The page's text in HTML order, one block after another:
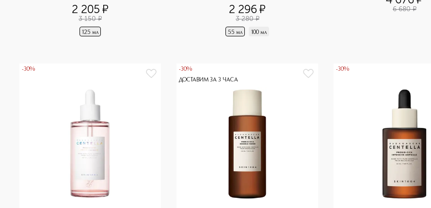
азиатской
2 205 ¤
3 150 ¤
125 мл
с центеллой
2 296¤
3 280 ¤
55 мл 100 мл
6 680 ¤
-30%
-30%
ДОСТАВИМ ЗА 3 ЧАСА
-30%